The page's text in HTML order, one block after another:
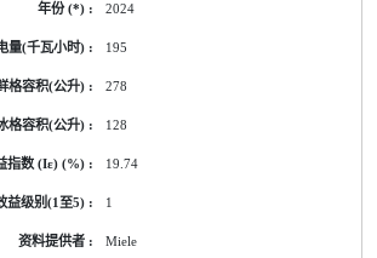
2024
195
278
128
19.74
1
Miele